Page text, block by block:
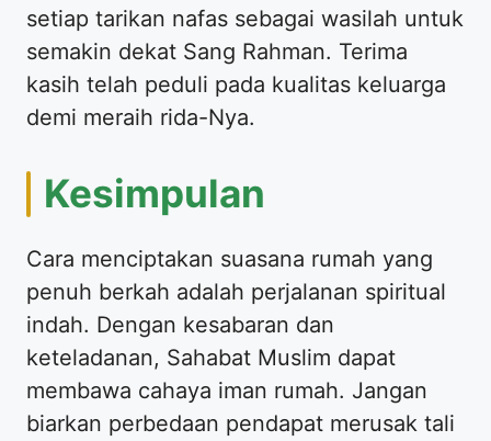
setiap tarikan nafas sebagai wasilah untuk
semakin dekat Sang Rahman. Terima
kasih telah peduli pada kualitas keluarga
demi meraih rida-Nya.
Kesimpulan
Cara menciptakan suasana rumah yang
penuh berkah adalah perjalanan spiritual
indah. Dengan kesabaran dan
keteladanan, Sahabat Muslim dapat
membawa cahaya iman rumah. Jangan
biarkan perbedaan pendapat merusak tali